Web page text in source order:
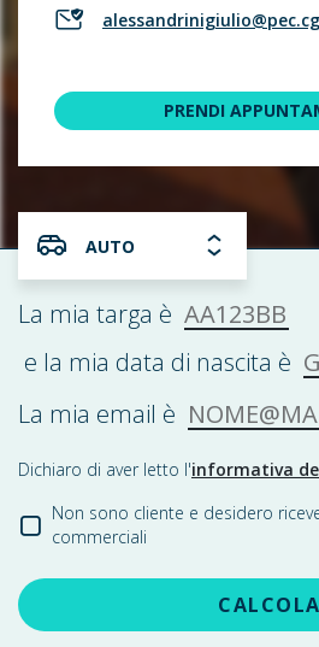
PRENDI
AUTO
La mia targa è AA123BB
e la mia data di nascita è
La mia email è
Dichiaro di aver letto l'informativa
Non sono cliente e desidero
commerciali
CALCOLA